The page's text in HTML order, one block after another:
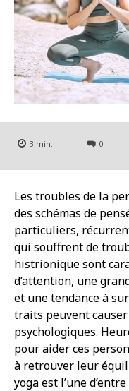
3 min. 0
Les troubles de la
des schémas de
particuliers,
qui souffrent de
histrionique sont
d’attention, une
et une tendance à
traits peuvent
psychologiques.
pour aider ces
à retrouver leur
yoga est l’une